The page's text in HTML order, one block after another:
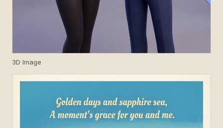
3D Image